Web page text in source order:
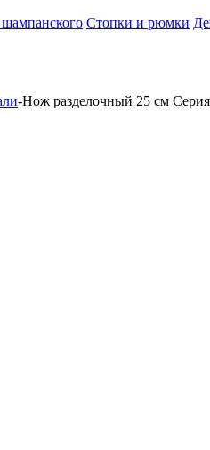
Стопки и рюмки
-Нож разделочный 25 см